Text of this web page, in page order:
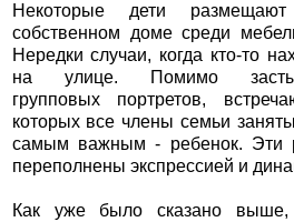
Некоторые дети
собственном доме среди
Нередки случаи, когда кто-то
на улице. Помимо
групповых портретов,
которых все члены семьи
самым важным - ребенок. Эти
переполнены экспрессией и
Как уже было сказано выше,